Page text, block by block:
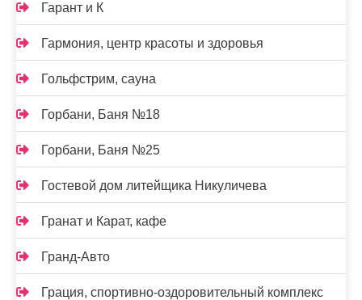
Гарант и К
Гармония, центр красоты и здоровья
Гольфстрим, сауна
Горбани, Баня №18
Горбани, Баня №25
Гостевой дом литейщика Никуличева
Гранат и Карат, кафе
Гранд-Авто
Грация, спортивно-оздоровительный комплекс